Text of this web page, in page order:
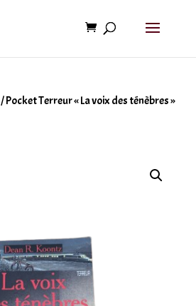
/ Pocket Terreur « La voix des ténèbres »